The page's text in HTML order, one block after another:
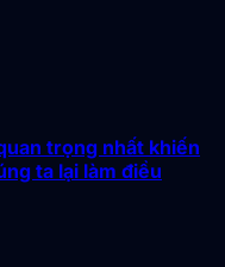
trọng nhất khiến
ta lại làm điều